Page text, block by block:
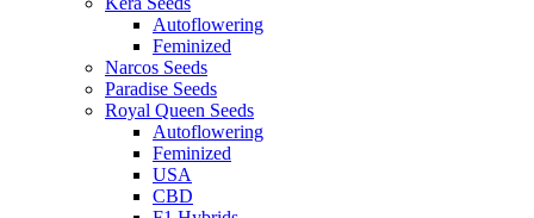
Autoflowering
Feminized
Narcos Seeds
Paradise Seeds
Royal Queen Seeds
Autoflowering
Feminized
USA
CBD